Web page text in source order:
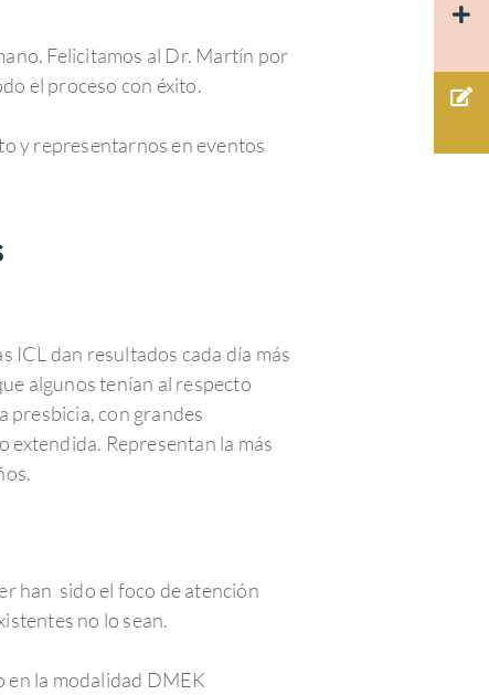
Felicitamos al Dr. Martín por
el proceso con éxito.
y representarnos en eventos
ICL dan resultados cada día más
algunos tenían al respecto
presbicia, con grandes
extendida. Representan la más
han sido el foco de atención
no lo sean.
en la modalidad DMEK